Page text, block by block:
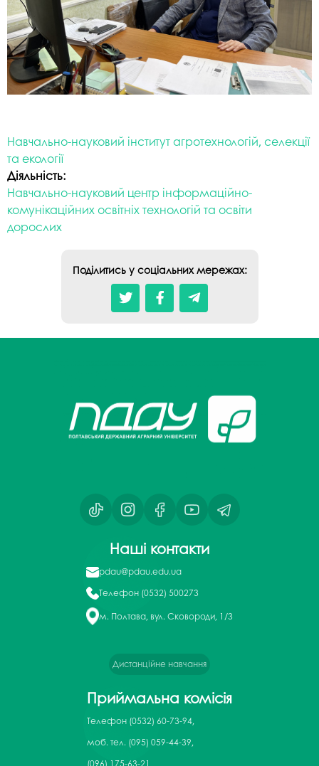
Навчально-науковий інститут агротехнологій, селекції
та екології
Діяльність:
Навчально-науковий центр інформаційно-
комунікаційних освітніх технологій та освіти
дорослих
Поділитись у соціальних мережах:
Наші контакти
pdau@pdau.edu.ua
Телефон (0532) 500273
м. Полтава, вул. Сковороди, 1/3
Дистанційне навчання
Приймальна комісія
Телефон (0532) 60-73-94,
моб. тел. (095) 059-44-39,
(096) 175-63-21